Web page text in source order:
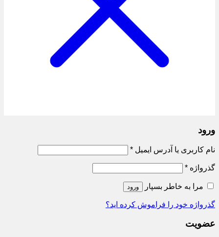
ورود
نام کاربری یا آدرس ایمیل *الزامی
گذرواژه *الزامی
مرا به خاطر بسپار ورود
گذرواژه خود را فراموش کرده اید؟
عضویت